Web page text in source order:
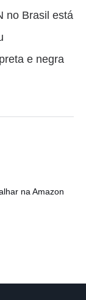
no Brasil está
e negra
na Amazon